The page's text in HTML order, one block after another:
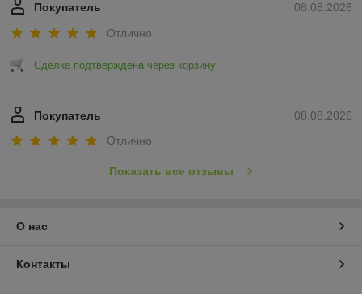
08.08.2026
Покупатель
Отлично
Сделка подтверждена через корзину
08.08.2026
Покупатель
Отлично
Показать все отзывы
О нас
Контакты